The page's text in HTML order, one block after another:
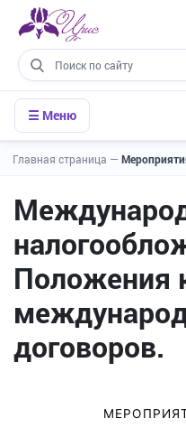
☰ Меню
Главная страница —
Положения
договоров.